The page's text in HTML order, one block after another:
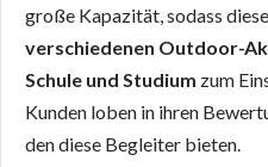
große Kapazität, sodass
verschiedenen Outdoor-
Schule und Studium zum
Kunden loben in ihren
den diese Begleiter bieten.